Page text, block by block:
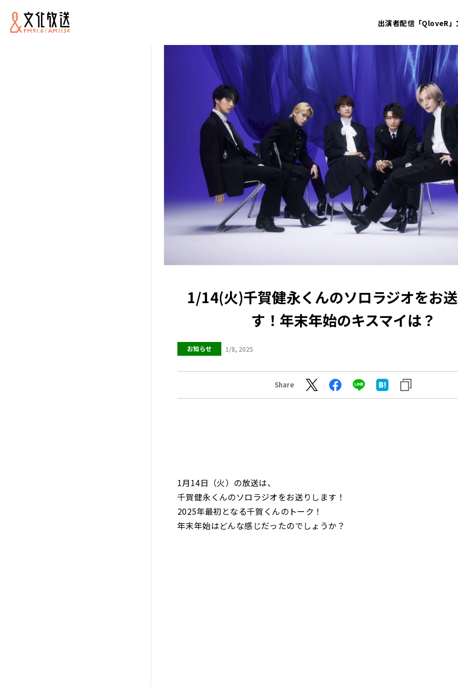
出演者配信「QloveR」
1/14(火)千賀健永くんのソロラジオをお
す！年末年始のキスマイは？
お知らせ 1/8, 2025
Share
1月14日（火）の放送は、
千賀健永くんのソロラジオをお送りします！
2025年最初となる千賀くんのトーク！
年末年始はどんな感じだったのでしょうか？